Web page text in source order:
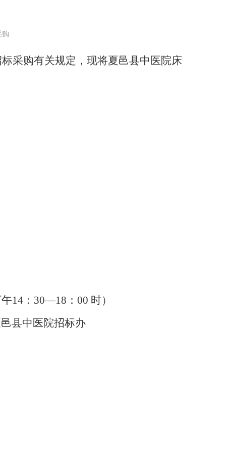
购
采购有关规定，现将夏邑县中医院床
14：30—18：00 时）
县中医院招标办